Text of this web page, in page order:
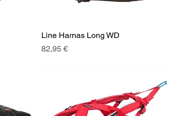
Line Harnas Long WD
Prix
82,95 €